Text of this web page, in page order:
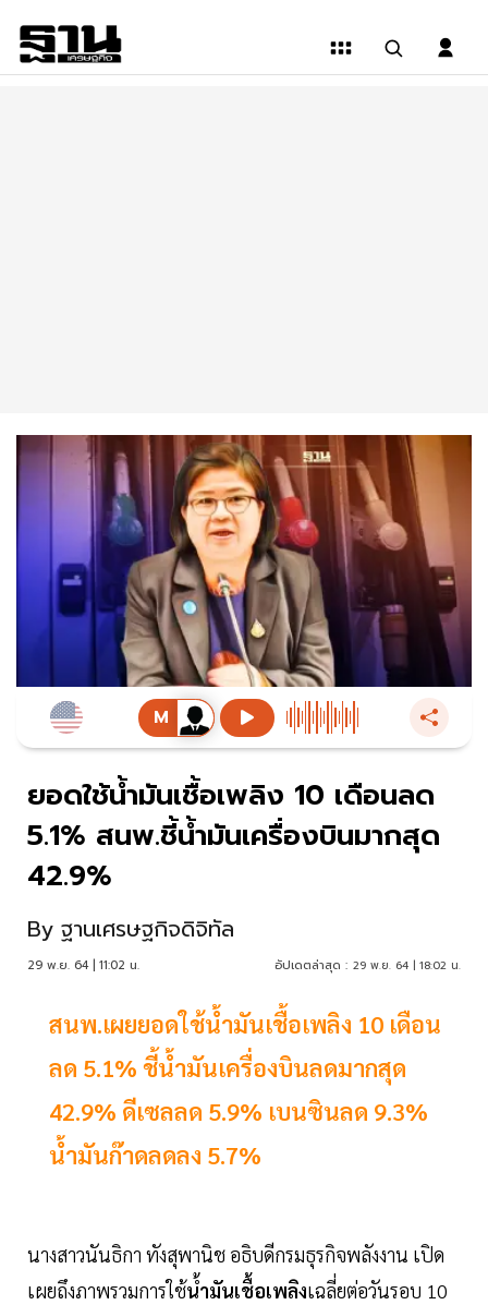
ยอดใช้น้ำมันเชื้อเพลิง 10 เดือนลด
5.1% สนพ.ชี้น้ำมันเครื่องบินมากสุด
42.9%
By ฐานเศรษฐกิจดิจิทัล
29 พ.ย. 64 | 11:02 น. อัปเดตล่าสุด : 29 พ.ย. 64 | 18:02 น.
สนพ.เผยยอดใช้น้ำมันเชื้อเพลิง 10 เดือน
ลด 5.1% ชี้น้ำมันเครื่องบินลดมากสุด
42.9% ดีเซลลด 5.9% เบนซินลด 9.3%
น้ำมันก๊าดลดลง 5.7%
นางสาวนันธิกา ทังสุพานิช อธิบดีกรมธุรกิจพลังงาน เปิด
เผยถึงภาพรวมการใช้น้ำมันเชื้อเพลิงเฉลี่ยต่อวันรอบ 10